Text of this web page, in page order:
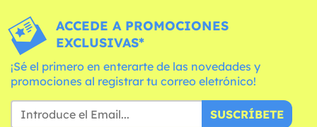
ACCEDE A PROMOCIONES
EXCLUSIVAS*
¡Sé el primero en enterarte de las novedades y
promociones al registrar tu correo eletrónico!
SUSCRÍBETE